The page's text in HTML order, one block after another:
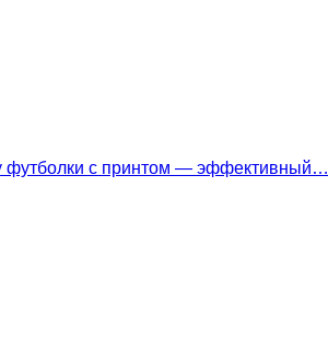
футболки с принтом — эффективный…